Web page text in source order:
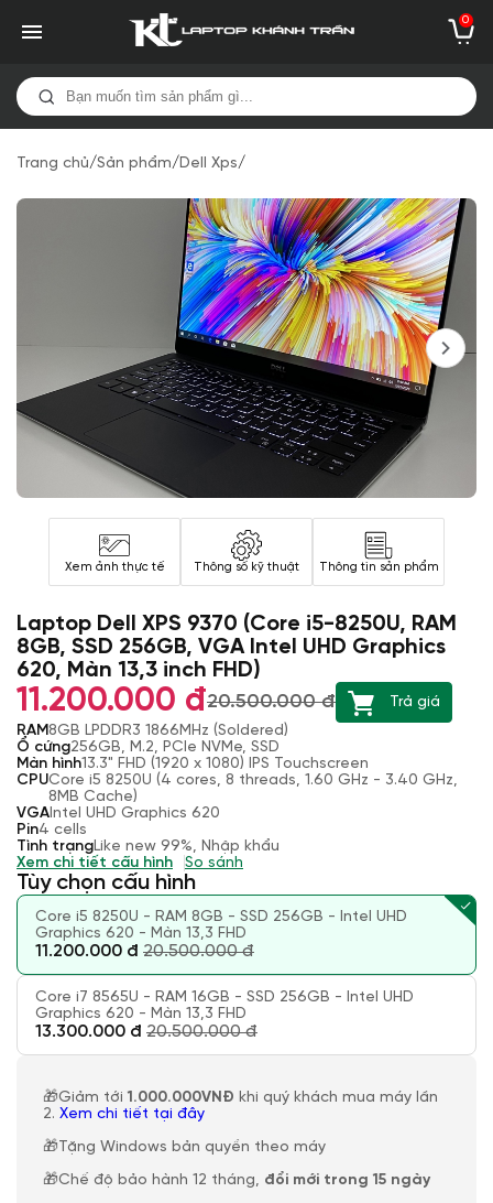
0
Trang chủ/Sản phẩm/Dell Xps/
Xem ảnh thực tế Thông số kỹ thuật Thông tin sản phẩm
Laptop Dell XPS 9370 (Core i5-8250U, RAM
8GB, SSD 256GB, VGA Intel UHD Graphics
620, Màn 13,3 inch FHD)
11.200.000 đ20.500.000 đ
Trả giá
RAM8GB LPDDR3 1866MHz (Soldered)
Ổ cứng256GB, M.2, PCIe NVMe, SSD
Màn hình13.3" FHD (1920 x 1080) IPS Touchscreen
CPUCore i5 8250U (4 cores, 8 threads, 1.60 GHz - 3.40 GHz,
8MB Cache)
VGA Intel UHD Graphics 620
Pin4 cells
Tình trạngLike new 99%, Nhập khẩu
Xem chi tiết cấu hình
So sánh
Tùy chọn cấu hình
Core i5 8250U - RAM 8GB - SSD 256GB - Intel UHD
Graphics 620 - Màn 13,3 FHD
11.200.000 đ 20.500.000 đ
Core i7 8565U - RAM 16GB - SSD 256GB - Intel UHD
Graphics 620 - Màn 13,3 FHD
13.300.000 đ 20.500.000 đ
🎁Giảm tới 1.000.000VNĐ khi quý khách mua máy lần
2. Xem chi tiết tại đây
🎁Tặng Windows bản quyền theo máy
🎁Chế độ bảo hành 12 tháng, đổi mới trong 15 ngày